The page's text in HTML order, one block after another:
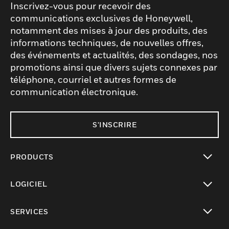
Inscrivez-vous pour recevoir des
communications exclusives de Honeywell,
notamment des mises à jour des produits, des
informations techniques, de nouvelles offres,
des événements et actualités, des sondages, nos
promotions ainsi que divers sujets connexes par
téléphone, courriel et autres formes de
communication électronique.
S'INSCRIRE
PRODUCTS
LOGICIEL
SERVICES